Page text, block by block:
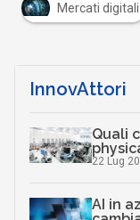
Mercati digitali
InnovAttori
Quali
22 Lug
AI in